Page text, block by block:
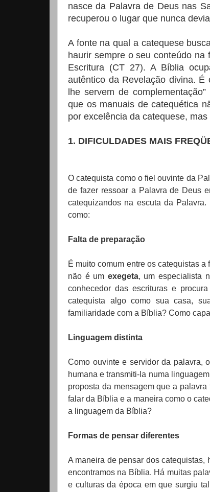
nasce da Palavra de Deus nas
recuperou o lugar que nunca
A fonte na qual a catequese
haurir sempre o seu conteúdo
Escritura (CT 27). A Bíblia
autêntico da Revelação divina.
lhe servem de
que os manuais de catequética
por excelência da catequese,
1. DIFICULDADES MAIS
O catequista como o fiel ouvinte da
de fazer ressoar a Palavra de Deus
catequizandos na escuta da
como:
Falta de preparação
É muito comum entre os catequistas
não é um exegeta, um especialista
conhecedor das escrituras e
catequista algo como sua casa,
familiaridade com a Bíblia? Como
Linguagem distinta
Como ouvinte e servidor da palavra,
humana e transmiti-la numa
proposta da mensagem que a
falar da Bíblia e a maneira como o
a linguagem da Bíblia?
Formas de pensar diferentes
A maneira de pensar dos
encontramos na Bíblia. Há muitas
e culturas da época em que surgiu